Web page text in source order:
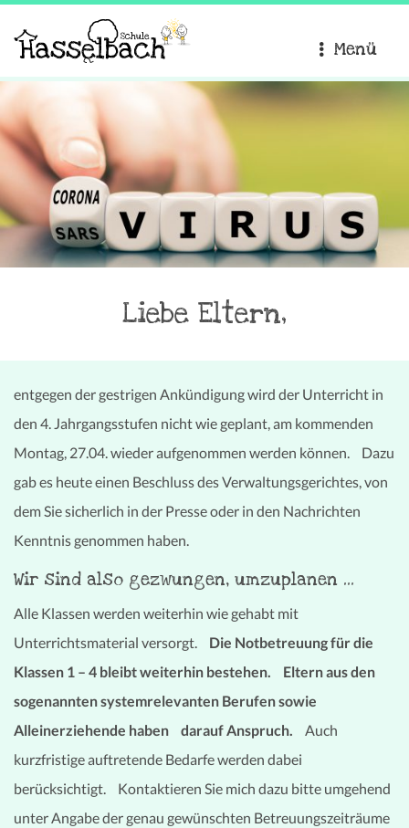
Menü
Liebe Eltern,
entgegen der gestrigen Ankündigung wird der Unterricht in
den 4. Jahrgangsstufen nicht wie geplant, am kommenden
Montag, 27.04. wieder aufgenommen werden können. Dazu
gab es heute einen Beschluss des Verwaltungsgerichtes, von
dem Sie sicherlich in der Presse oder in den Nachrichten
Kenntnis genommen haben.
Wir sind also gezwungen, umzuplanen …
Alle Klassen werden weiterhin wie gehabt mit
Unterrichtsmaterial versorgt. Die Notbetreuung für die
Klassen 1 – 4 bleibt weiterhin bestehen.
Eltern aus den
sogenannten systemrelevanten Berufen sowie
Alleinerziehende haben darauf Anspruch. Auch
kurzfristige auftretende Bedarfe werden dabei
berücksichtigt. Kontaktieren Sie mich dazu bitte umgehend
unter Angabe der genau gewünschten Betreuungszeiträume